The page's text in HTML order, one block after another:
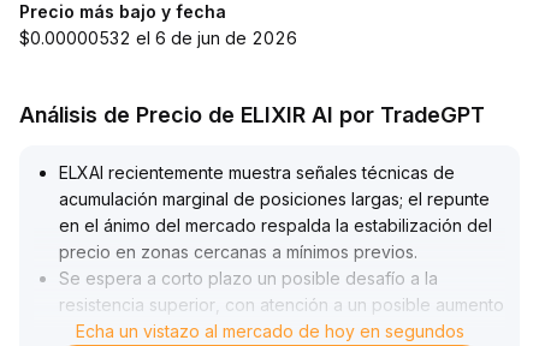
Precio más bajo y fecha
$0.00000532 el 6 de jun de 2026
Análisis de Precio de ELIXIR AI por TradeGPT
ELXAI recientemente muestra señales técnicas de
acumulación marginal de posiciones largas; el repunte
en el ánimo del mercado respalda la estabilización del
precio en zonas cercanas a mínimos previos.
Se espera a corto plazo un posible desafío a la
resistencia superior, con atención a un posible aumento
de volumen y consolidación sobre la media móvil de 20
Echa un vistazo al mercado de hoy en segundos